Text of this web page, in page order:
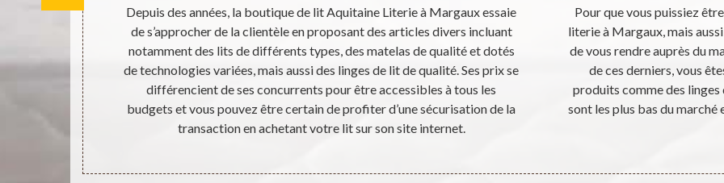
qui est un
Depuis des années, la boutique de lit Aquitaine Literie à Margaux essaie
de s’approcher de la clientèle en proposant des articles divers incluant
notamment des lits de différents types, des matelas de qualité et dotés
de technologies variées, mais aussi des linges de lit de qualité. Ses prix se
différencient de ses concurrents pour être accessibles à tous les
budgets et vous pouvez être certain de profiter d’une sécurisation de la
transaction en achetant votre lit sur son site internet.
Pour que vous puissiez
literie à Margaux, mais
de vous rendre auprès du
de ces derniers, vous
produits comme des linges
sont les plus bas du